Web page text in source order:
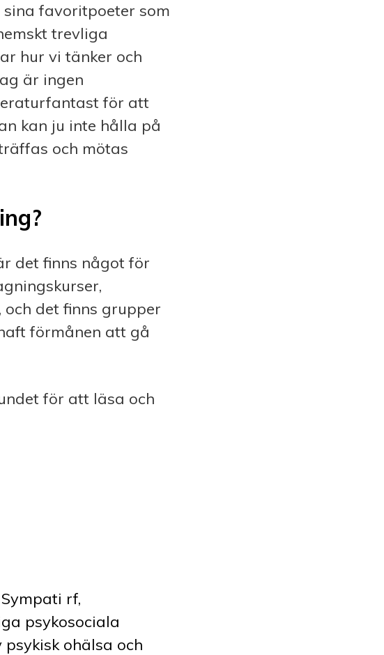
favoritpoeter som
trevliga
hur vi tänker och
är ingen
för att
kan ju inte hålla på
och mötas
det finns något för
det finns grupper
förmånen att gå
för att läsa och
rf,
psykosociala
ohälsa och